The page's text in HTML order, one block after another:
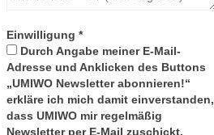
Einwilligung *
Durch Angabe meiner E-Mail-
Adresse und Anklicken des Buttons
„UMIWO Newsletter abonnieren!“
erkläre ich mich damit einverstanden,
dass UMIWO mir regelmäßig
Newsletter per E-Mail zuschickt.